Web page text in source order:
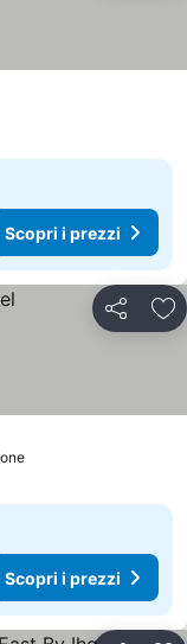
Scopri i prezzi
Condividi
Scopri i prezzi
Scopri i prezzi